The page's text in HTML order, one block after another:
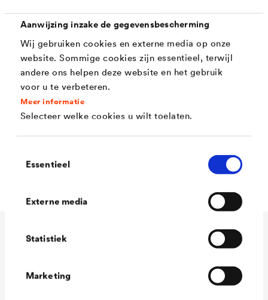
Aanwijzing inzake de gegevensbescherming
Wij gebruiken cookies en externe media op onze
website. Sommige cookies zijn essentieel, terwijl
andere ons helpen deze website en het gebruik
voor u te verbeteren.
Meer informatie
Selecteer welke cookies u wilt toelaten.
Essentieel
Externe media
Statistiek
Marketing
absorberende ondergronden
Universele grondlaag voor solvent - en
watergedragen deklakken
Ideale vloei voor daaropvolgende verflagen
Snel droog aan het oppervlak
Milieuvriendelijk
Technische gegevens